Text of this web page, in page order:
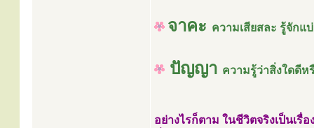
จาคะ ความเสียสละ รู้จักแ
ปัญญา ความรู้ว่าสิ่งใดดีห
อย่างไรก็ตาม ในชีวิตจริงเป็นเรื่